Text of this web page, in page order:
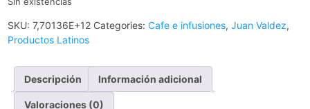
SKU: 7,70136E+12 Categories: Cafe e infusiones, Juan Valdez,
Productos Latinos
Descripción Información adicional
Valoraciones (0)